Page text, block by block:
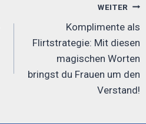
WEITER
Komplimente als
Flirtstrategie: Mit diesen
magischen Worten
bringst du Frauen um den
Verstand!